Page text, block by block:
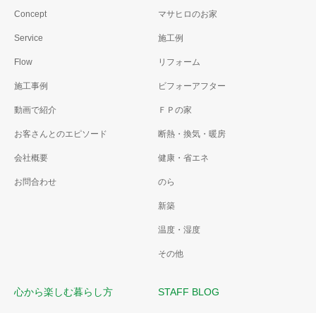
Concept
Service
Flow
施工事例
動画で紹介
お客さんとのエピソード
会社概要
お問合わせ
マサヒロのお家
施工例
リフォーム
ビフォーアフター
ＦＰの家
断熱・換気・暖房
健康・省エネ
のら
新築
温度・湿度
その他
心から楽しむ暮らし方 STAFF BLOG